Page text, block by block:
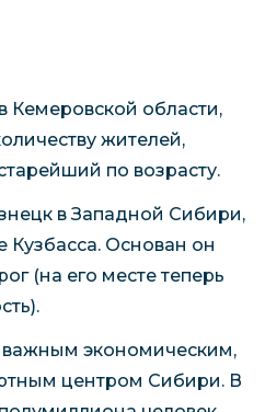
Кемеровской области,
жителей,
по возрасту.
в Западной Сибири,
Кузбасса. Основан он
(на его месте теперь
важным экономическим,
центром Сибири. В